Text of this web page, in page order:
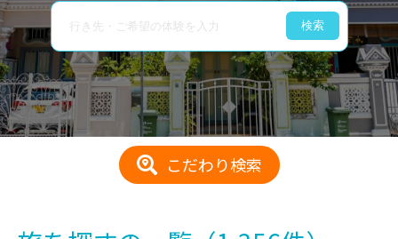
検索
こだわり検索